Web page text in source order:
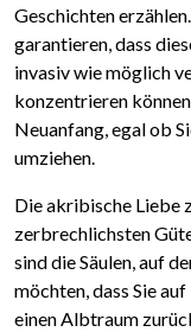
Geschichten
garantieren, dass
invasiv wie möglich
konzentrieren
Neuanfang, egal ob
umziehen.
Die akribische Liebe
zerbrechlichsten
sind die Säulen, auf
möchten, dass Sie
einen Albtraum